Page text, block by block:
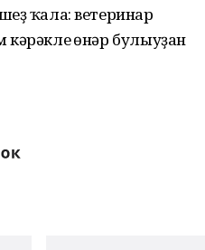
ҡала: ветеринар
кәрәкле һөнәр булыуҙан